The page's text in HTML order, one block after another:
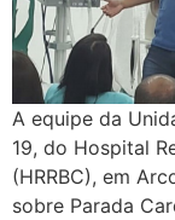
A equipe da
19, do Hospital
(HRRBC), em
sobre Parada